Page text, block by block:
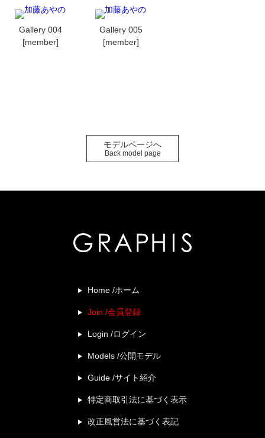
Gallery 004
[member]
Gallery 005
[member]
モデルページへ
Back model page
Home /ホーム
Join /会員登録
Login /ログイン
Models /公開モデル
Guide /サイト紹介
特定商取引法に基づく表示
改正風営法に基づく表記